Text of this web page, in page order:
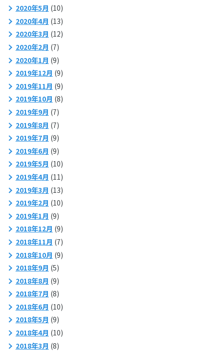
2020年5月 (10)
2020年4月 (13)
2020年3月 (12)
2020年2月 (7)
2020年1月 (9)
2019年12月 (9)
2019年11月 (9)
2019年10月 (8)
2019年9月 (7)
2019年8月 (7)
2019年7月 (9)
2019年6月 (9)
2019年5月 (10)
2019年4月 (11)
2019年3月 (13)
2019年2月 (10)
2019年1月 (9)
2018年12月 (9)
2018年11月 (7)
2018年10月 (9)
2018年9月 (5)
2018年8月 (9)
2018年7月 (8)
2018年6月 (10)
2018年5月 (9)
2018年4月 (10)
2018年3月 (8)